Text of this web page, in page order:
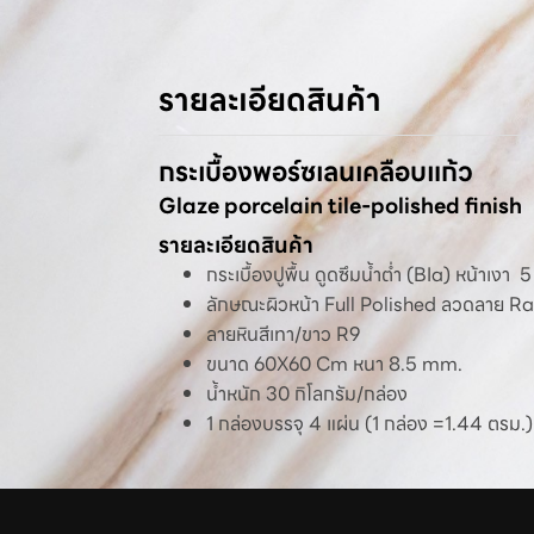
รายละเอียดสินค้า
กระเบื้องพอร์ซเลนเคลือบแก้ว
Glaze porcelain tile-polished finish
รายละเอียดสินค้า
กระเบื้องปูพื้น ดูดซึมน้ำต่ำ (BIa) หน้าเงา
ลักษณะผิวหน้า Full Polished ลวดลาย
ลายหินสีเทา/ขาว R9
ขนาด 60X60 Cm หนา 8.5 mm.
น้ำหนัก 30 กิโลกรัม/กล่อง
1 กล่องบรรจุ 4 แผ่น (1 กล่อง =1.44 ตรม.)